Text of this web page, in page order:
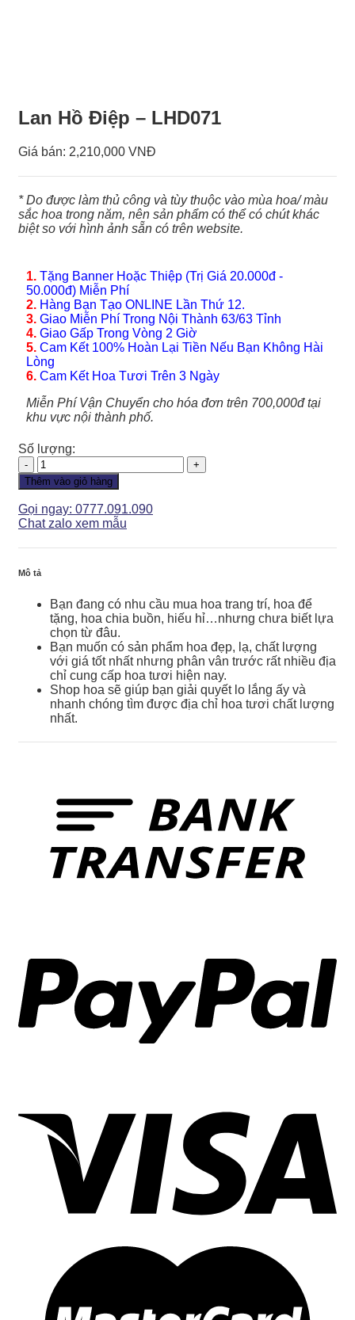
Lan Hồ Điệp – LHD071
Giá bán: 2,210,000 VNĐ
* Do được làm thủ công và tùy thuộc vào mùa hoa/ màu
sắc hoa trong năm, nên sản phẩm có thể có chút khác
biệt so với hình ảnh sẵn có trên website.
1. Tặng Banner Hoặc Thiệp (Trị Giá 20.000đ -
50.000đ) Miễn Phí
2. Hàng Bạn Tạo ONLINE Lần Thứ 12.
3. Giao Miễn Phí Trong Nội Thành 63/63 Tỉnh
4. Giao Gấp Trong Vòng 2 Giờ
5. Cam Kết 100% Hoàn Lại Tiền Nếu Bạn Không Hài
Lòng
6. Cam Kết Hoa Tươi Trên 3 Ngày
Miễn Phí Vận Chuyển cho hóa đơn trên 700,000đ tại
khu vực nội thành phố.
Số lượng:
Lan
Hồ
Điệp
-
LHD071
số
lượng
Thêm vào giỏ hàng
Gọi ngay: 0777.091.090
Chat zalo xem mẫu
Mô tả
Bạn đang có nhu cầu mua hoa trang trí, hoa để
tặng, hoa chia buồn, hiếu hỉ…nhưng chưa biết lựa
chọn từ đâu.
Bạn muốn có sản phẩm hoa đẹp, lạ, chất lượng
với giá tốt nhất nhưng phân vân trước rất nhiều địa
chỉ cung cấp hoa tươi hiện nay.
Shop hoa sẽ giúp bạn giải quyết lo lắng ấy và
nhanh chóng tìm được địa chỉ hoa tươi chất lượng
nhất.